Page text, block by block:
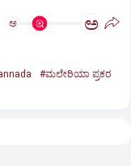
ಅ ಅ
#ಮಲೇರಿಯಾ ಪ್ರಕರ